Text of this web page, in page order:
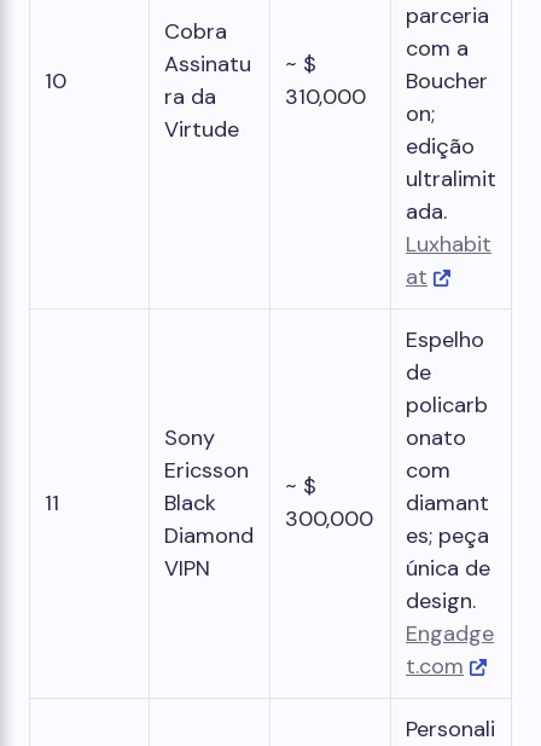
10
Cobra
Assinatu
ra da
Virtude
~ $
310,000
parceria
com a
Boucher
on;
edição
ultralimit
ada.
Luxhabit
at
11
Sony
Ericsson
Black
Diamond
VIPN
~ $
300,000
Espelho
de
policarb
onato
com
diamant
es; peça
única de
design.
Engadge
t.com
Personali